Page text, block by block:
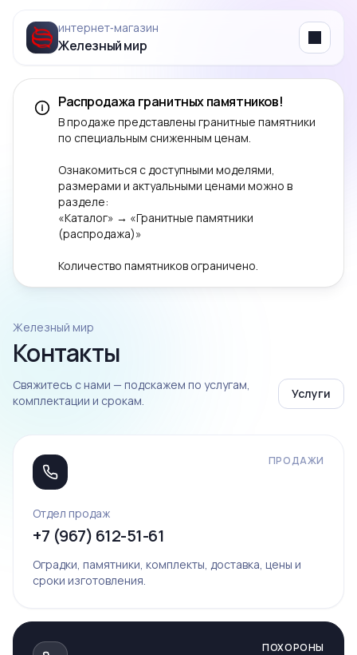
интернет‑магазин
Железный мир Menu
Распродажа гранитных памятников!
В продаже представлены гранитные памятники
по специальным сниженным ценам.
Ознакомиться с доступными моделями,
размерами и актуальными ценами можно в
разделе:
«Каталог» → «Гранитные памятники
(распродажа)»
Количество памятников ограничено.
Железный мир
Контакты
Свяжитесь с нами — подскажем по услугам,
комплектации и срокам.
Услуги
ПРОДАЖИ
Отдел продаж
+7 (967) 612-51-61
Оградки, памятники, комплекты, доставка, цены и
сроки изготовления.
ПОХОРОНЫ